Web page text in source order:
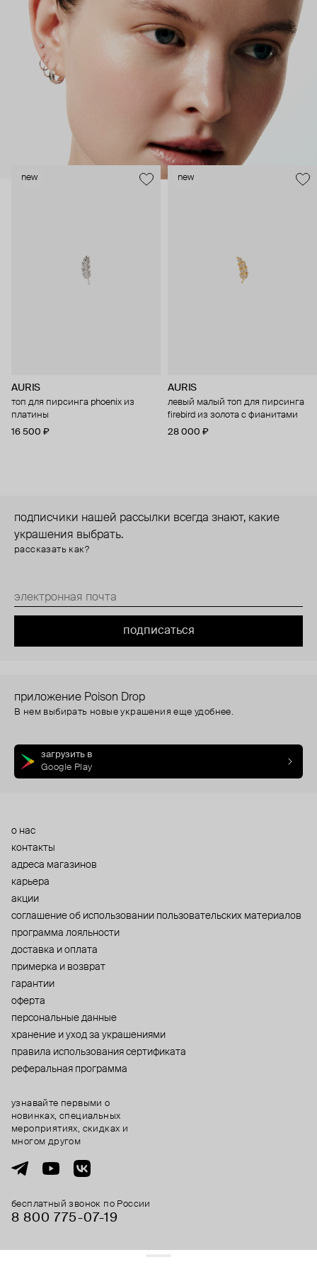
безопасность и эргономичность пирсинга), так и ювелирные
стилисты (благодаря им дизайн соответствует трендам, а
украшения легко сочетаются между собой).
Украшения AURIS – для тех, кто открыто выражает себя, но
делает это интеллигентно и по-взрослому.
new
AURIS
топ для пирсинга phoenix из
платины
16 500 ₽
new
AURIS
левый малый топ для пирсинга
firebird из золота с фианитами
28 000 ₽
подписчики нашей рассылки всегда знают, какие
украшения выбрать.
рассказать как?
подписаться
приложение Poison Drop
В нем выбирать новые украшения еще удобнее.
загрузить в
Google Play
о нас
контакты
адреса магазинов
карьера
акции
cоглашение об использовании пользовательских материалов
программа лояльности
доставка и оплата
примерка и возврат
гарантии
оферта
персональные данные
хранение и уход за украшениями
правила использования сертификата
реферальная программа
бесплатный звонок по России
8 800 775⁠-07⁠-19
узнавайте первыми о
новинках, специальных
мероприятиях, скидках и
многом другом